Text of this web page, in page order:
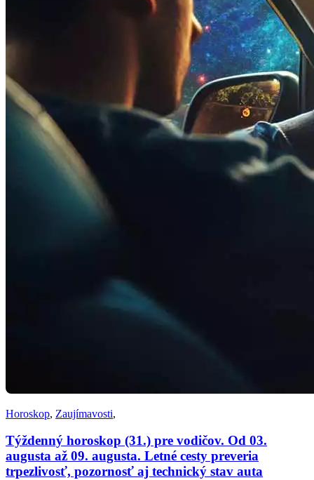
Horoskop, Zaujímavosti,
Týždenný horoskop (31.) pre vodičov. Od 03.
augusta až 09. augusta. Letné cesty preveria
trpezlivosť, pozornosť aj technický stav auta